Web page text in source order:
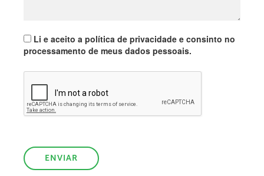
Li e aceito a política de privacidade e consinto no
processamento de meus dados pessoais.